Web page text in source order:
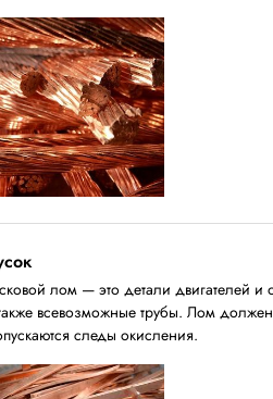
лом — это детали двигателей
всевозможные трубы. Лом
следы окисления.